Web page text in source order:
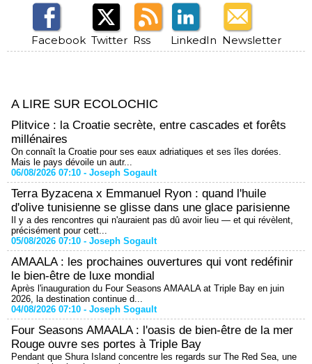
Facebook Twitter Rss LinkedIn Newsletter
A LIRE SUR ECOLOCHIC
Plitvice : la Croatie secrète, entre cascades et forêts
millénaires
On connaît la Croatie pour ses eaux adriatiques et ses îles dorées.
Mais le pays dévoile un autr...
06/08/2026 07:10 - Joseph Sogault
Terra Byzacena x Emmanuel Ryon : quand l'huile
d'olive tunisienne se glisse dans une glace parisienne
Il y a des rencontres qui n'auraient pas dû avoir lieu — et qui révèlent,
précisément pour cett...
05/08/2026 07:10 - Joseph Sogault
AMAALA : les prochaines ouvertures qui vont redéfinir
le bien-être de luxe mondial
Après l'inauguration du Four Seasons AMAALA at Triple Bay en juin
2026, la destination continue d...
04/08/2026 07:10 - Joseph Sogault
Four Seasons AMAALA : l'oasis de bien-être de la mer
Rouge ouvre ses portes à Triple Bay
Pendant que Shura Island concentre les regards sur The Red Sea, une